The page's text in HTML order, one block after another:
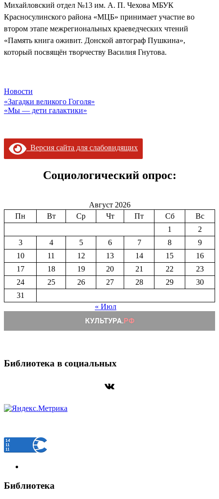
Михайловский отдел №13 им. А. П. Чехова МБУК
Красносулинского района «МЦБ» принимает участие во
втором этапе межрегиональных краеведческих чтений
«Память книга оживит. Донской автограф Пушкина»,
который посвящён творчеству Василия Гнутова.
Новости
Навигация
по
«Загадки великого Гоголя»
«Мы — дети галактики»
Версия сайта для слабовидящих
Социологический опрос:
Август 2026
Пн
Вт Ср Чт Пт Сб
Вс
1
2
3
4 5 6 7 8
9
10
11 12 13 14 15
16
17
18 19 20 21 22
23
24
25 26 27 28 29
30
31
« Июл
Библиотека в социальных
ВКонтакте
Библиотека